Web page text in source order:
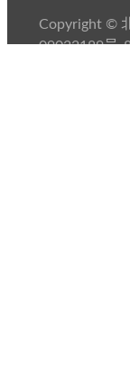
Copyright ©
09022189号-